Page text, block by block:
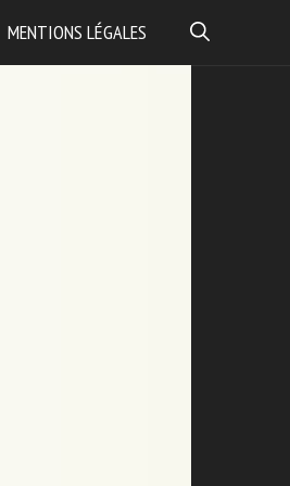
MENTIONS LÉGALES